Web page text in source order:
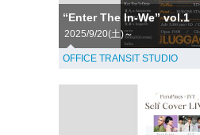
“Enter The In-We” vol.1
2025/9/20(土)～
OFFICE TRANSIT STUDIO